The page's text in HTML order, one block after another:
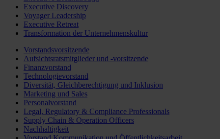
Executive Discovery
Voyager Leadership
Executive Retreat
Transformation der Unternehmenskultur
Vorstandsvorsitzende
Aufsichtsratsmitglieder und -vorsitzende
Finanzvorstand
Technologievorstand
Diversität, Gleichberechtigung und Inklusion
Marketing und Sales
Personalvorstand
Legal, Regulatory & Compliance Professionals
Supply Chain & Operation Officers
Nachhaltigkeit